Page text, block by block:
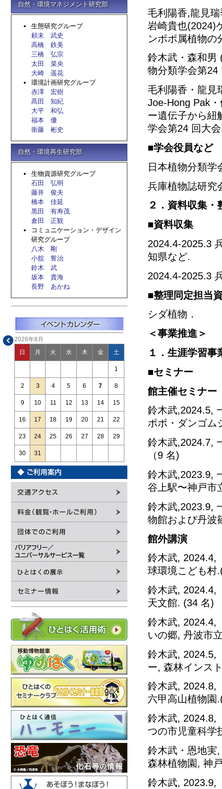
自然・環境マネジメント研究部
生態研究グループ
頼末 武史
高橋 鉄美
三橋 弘宗
太田 菜央
大崎 遥花
環境計画研究グループ
赤澤 宏樹
髙田 知紀
大平 和弘
福本 優
衛藤 彬史
自然・環境再生研究部
生物資源研究グループ
石田 弘明
藤井 俊夫
橋本 佳延
黒田 有寿茂
倉田 正観
コミュニケーション・デザイン
研究グループ
八木 剛
小舘 誓治
鈴木 武
坂本 貴海
長野 あかね
2026年8月
日 月 火 水 木 金 土
1
2 3 4 5 6 7 8
9 10 11 12 13 14 15
16 17 18 19 20 21 22
23 24 25 26 27 28 29
30 31
毛利陽香,龍見
岩崎貴也(2024)
ンポポ属植物の
鈴木武・森和男
物分類学会第24
毛利陽香・龍見
Joe-Hong Pak
ー遺伝子から紐
学会第24 回大
■学会役員など
日本植物分類学
兵庫植物誌研究
２．資料収集・
■資料収集
2024.4-2025.3
知県など.
2024.4-2025.3
■整理同定担当
シダ植物．
＜事業推進＞
１．生涯学習事
■セミナー
館主催セミナー
鈴木武,2024.5,
ポポ・ダンゴム
鈴木武,2024.7,
（9 名)
鈴木武,2023.9,
谷上駅〜神戸市
鈴木武,2023.9,
物館および丹波
館外講演
鈴木武, 2024.4,
球環境こども村
鈴木武, 2024.4,
天文館. (34 名)
鈴木武, 2024.4,
いの郷, 丹波市
鈴木武, 2024.5,
ー, 森林インス
鈴木武, 2024.8,
六甲高山植物園
鈴木武, 2024.8,
つの市児童科学
鈴木武・恩地実
森林植物園, 神
鈴木武, 2023.9,